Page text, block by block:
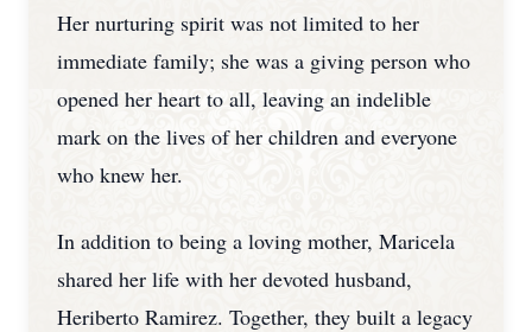
Her nurturing spirit was not limited to her
immediate family; she was a giving person who
opened her heart to all, leaving an indelible
mark on the lives of her children and everyone
who knew her.
In addition to being a loving mother, Maricela
shared her life with her devoted husband,
Heriberto Ramirez. Together, they built a legacy